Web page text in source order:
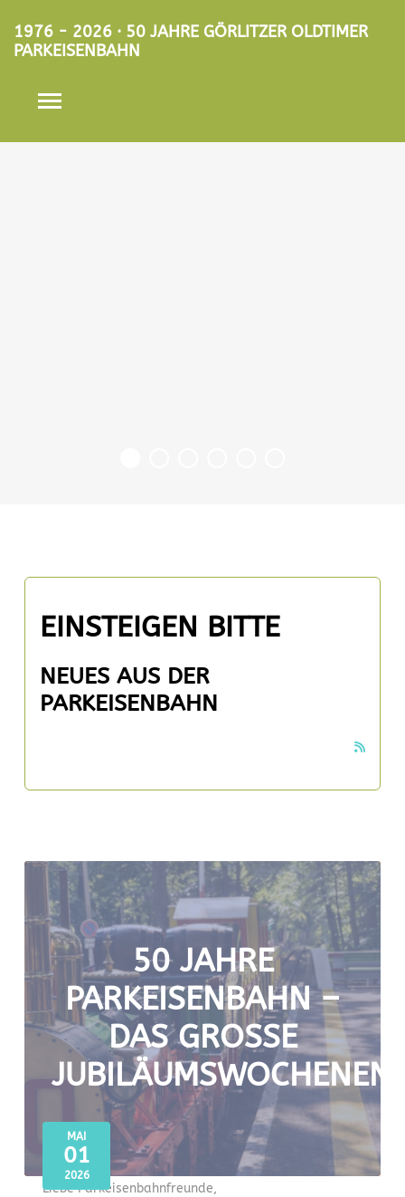
1976 - 2026 · 50 JAHRE GÖRLITZER OLDTIMER
PARKEISENBAHN
EINSTEIGEN BITTE
NEUES AUS DER
PARKEISENBAHN
50 JAHRE
PARKEISENBAHN –
DAS GROSSE J
MAI
01
2026
Liebe Parkeisenbahnfreunde,